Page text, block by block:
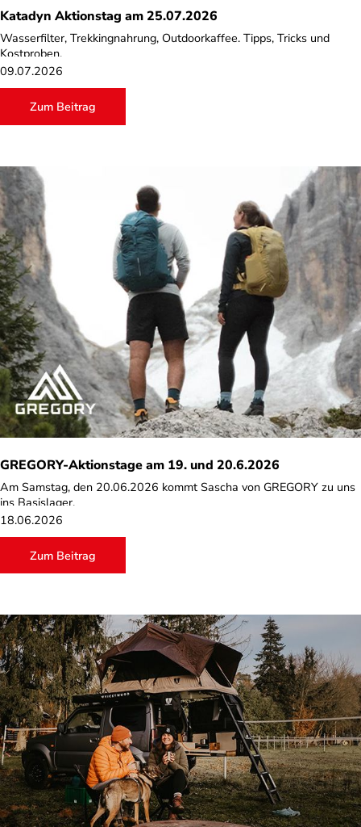
Katadyn Aktionstag am 25.07.2026
Wasserfilter, Trekkingnahrung, Outdoorkaffee. Tipps, Tricks und
Kostproben.
09.07.2026
Zum Beitrag
GREGORY-Aktionstage am 19. und 20.6.2026
Am Samstag, den 20.06.2026 kommt Sascha von GREGORY zu uns
ins Basislager.
Die Rucksäcke gehören schon lange zu unseren Lieblingsteilen.
Unaufgeregt, langlebig und funktionell. Ihr habt also die Gelegenheit,
Sascha mit Euren Fragen zu löchern und von ihm aus erster Hand
Wissenswertes zu GREGORY-Produkten zu erfahren.
18.06.2026
Zum Beitrag